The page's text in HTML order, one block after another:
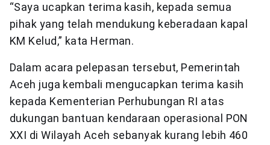
“Saya ucapkan terima kasih, kepada semua
pihak yang telah mendukung keberadaan kapal
KM Kelud,” kata Herman.
Dalam acara pelepasan tersebut, Pemerintah
Aceh juga kembali mengucapkan terima kasih
kepada Kementerian Perhubungan RI atas
dukungan bantuan kendaraan operasional PON
XXI di Wilayah Aceh sebanyak kurang lebih 460